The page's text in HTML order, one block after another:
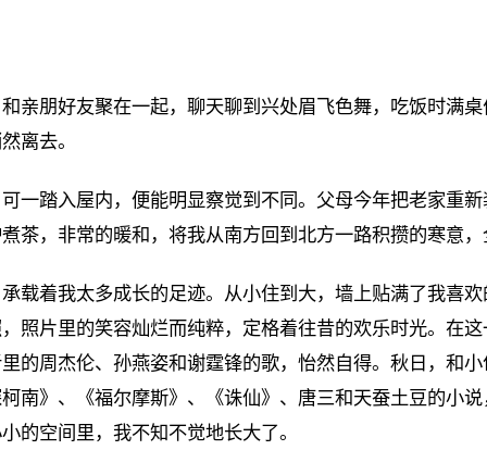
亲朋好友聚在一起，聊天聊到兴处眉飞色舞，吃饭时满
离去。
一踏入屋内，便能明显察觉到不同。父母今年把老家重
茶，非常的暖和，将我从南方回到北方一路积攒的寒意
载着我太多成长的足迹。从小住到大，墙上贴满了我喜
照片里的笑容灿烂而纯粹，定格着往昔的欢乐时光。在
的周杰伦、孙燕姿和谢霆锋的歌，怡然自得。秋日，和
南》、《福尔摩斯》、《诛仙》、唐三和天蚕土豆的小
的空间里，我不知不觉地长大了。